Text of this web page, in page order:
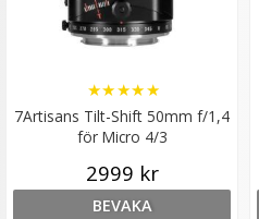
7Artisans Tilt-Shift 50mm f/1,4
för Micro 4/3
★★★★★
2999 kr
BEVAKA